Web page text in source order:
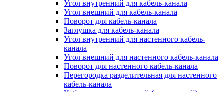
Угол внутренний для кабель-канала
Угол внешний для кабель-канала
Поворот для кабель-канала
Заглушка для кабель-канала
Угол внутренний для настенного кабель-
канала
Угол внешний для настенного кабель-канала
Поворот для настенного кабель-канала
Перегородка разделительная для настенного
кабель-канала